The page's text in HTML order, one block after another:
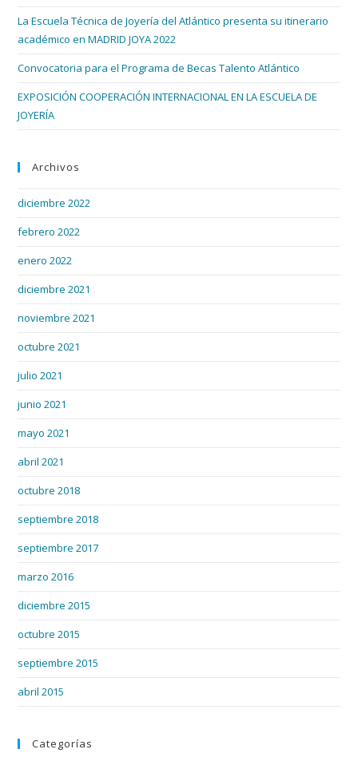
La Escuela Técnica de Joyería del Atlántico presenta su itinerario
académico en MADRID JOYA 2022
Convocatoria para el Programa de Becas Talento Atlántico
EXPOSICIÓN COOPERACIÓN INTERNACIONAL EN LA ESCUELA DE
JOYERÍA
Archivos
diciembre 2022
febrero 2022
enero 2022
diciembre 2021
noviembre 2021
octubre 2021
julio 2021
junio 2021
mayo 2021
abril 2021
octubre 2018
septiembre 2018
septiembre 2017
marzo 2016
diciembre 2015
octubre 2015
septiembre 2015
abril 2015
Categorías